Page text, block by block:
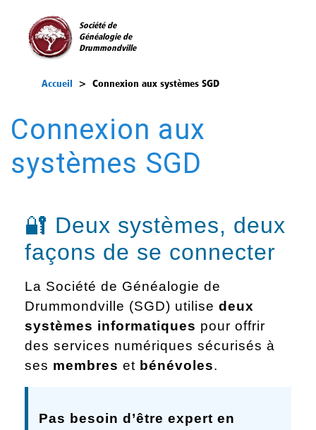
Société de
Généalogie de
Drummondville
Accueil > Connexion aux systèmes SGD
Connexion aux
systèmes SGD
🔐 Deux systèmes, deux
façons de se connecter
La Société de Généalogie de
Drummondville (SGD) utilise deux
systèmes informatiques pour offrir
des services numériques sécurisés à
ses membres et bénévoles.
Pas besoin d’être expert en